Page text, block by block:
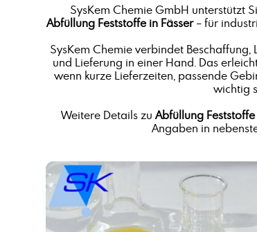
Abfüllung pastöse Produkte in Fässer
Aceton, Endverbleibserklärungspflichtig
Acryl-Maleinsäure Copolymer, Natriumsalz,
Aldehyd C 16
Alkylbenzolsulfonsäure
Aluminiumsulfat,fest, 17/18%
Ammoniumacetat, Lösung, ca. 50 %
Äpfelsäure
SysKem Chemie GmbH unterstützt
Abfüllung Feststoffe in Fässer– für
SysKem Chemie verbindet
und Lieferung in einer Hand. Das
wenn kurze Lieferzeiten, passende
wichtig
Weitere Details zuAbfüllung Feststoffe
Angaben in